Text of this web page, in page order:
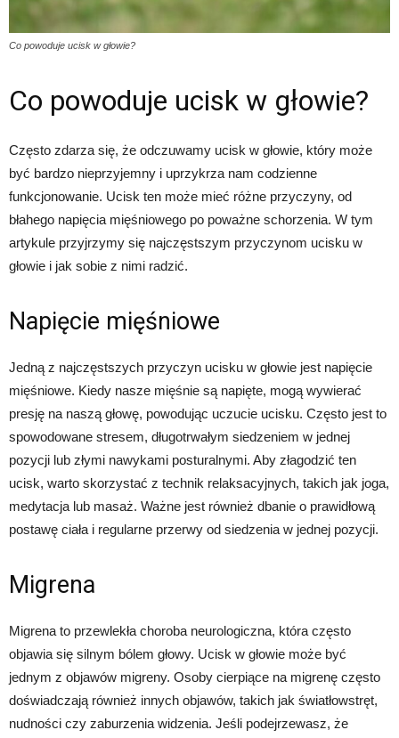
Co powoduje ucisk w głowie?
Co powoduje ucisk w głowie?
Często zdarza się, że odczuwamy ucisk w głowie, który może
być bardzo nieprzyjemny i uprzykrza nam codzienne
funkcjonowanie. Ucisk ten może mieć różne przyczyny, od
błahego napięcia mięśniowego po poważne schorzenia. W tym
artykule przyjrzymy się najczęstszym przyczynom ucisku w
głowie i jak sobie z nimi radzić.
Napięcie mięśniowe
Jedną z najczęstszych przyczyn ucisku w głowie jest napięcie
mięśniowe. Kiedy nasze mięśnie są napięte, mogą wywierać
presję na naszą głowę, powodując uczucie ucisku. Często jest to
spowodowane stresem, długotrwałym siedzeniem w jednej
pozycji lub złymi nawykami posturalnymi. Aby złagodzić ten
ucisk, warto skorzystać z technik relaksacyjnych, takich jak joga,
medytacja lub masaż. Ważne jest również dbanie o prawidłową
postawę ciała i regularne przerwy od siedzenia w jednej pozycji.
Migrena
Migrena to przewlekła choroba neurologiczna, która często
objawia się silnym bólem głowy. Ucisk w głowie może być
jednym z objawów migreny. Osoby cierpiące na migrenę często
doświadczają również innych objawów, takich jak światłowstręt,
nudności czy zaburzenia widzenia. Jeśli podejrzewasz, że